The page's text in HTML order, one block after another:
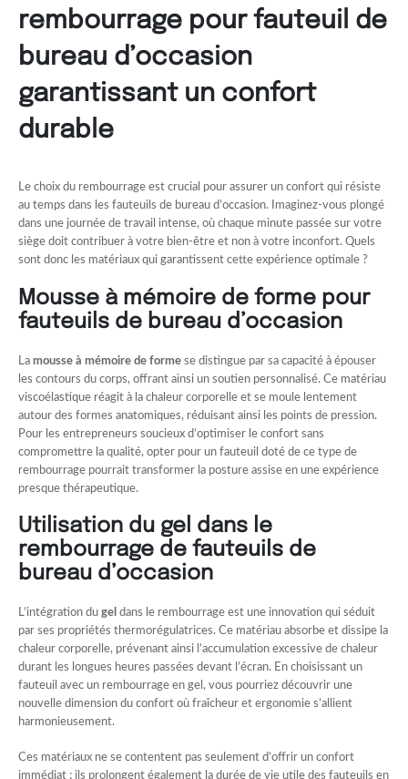
rembourrage pour fauteuil de
bureau d’occasion
garantissant un confort
durable
Le choix du rembourrage est crucial pour assurer un confort qui résiste
au temps dans les fauteuils de bureau d’occasion. Imaginez-vous plongé
dans une journée de travail intense, où chaque minute passée sur votre
siège doit contribuer à votre bien-être et non à votre inconfort. Quels
sont donc les matériaux qui garantissent cette expérience optimale ?
Mousse à mémoire de forme pour
fauteuils de bureau d’occasion
La mousse à mémoire de forme se distingue par sa capacité à épouser
les contours du corps, offrant ainsi un soutien personnalisé. Ce matériau
viscoélastique réagit à la chaleur corporelle et se moule lentement
autour des formes anatomiques, réduisant ainsi les points de pression.
Pour les entrepreneurs soucieux d’optimiser le confort sans
compromettre la qualité, opter pour un fauteuil doté de ce type de
rembourrage pourrait transformer la posture assise en une expérience
presque thérapeutique.
Utilisation du gel dans le
rembourrage de fauteuils de
bureau d’occasion
L’intégration du gel dans le rembourrage est une innovation qui séduit
par ses propriétés thermorégulatrices. Ce matériau absorbe et dissipe la
chaleur corporelle, prévenant ainsi l’accumulation excessive de chaleur
durant les longues heures passées devant l’écran. En choisissant un
fauteuil avec un rembourrage en gel, vous pourriez découvrir une
nouvelle dimension du confort où fraîcheur et ergonomie s’allient
harmonieusement.
Ces matériaux ne se contentent pas seulement d’offrir un confort
immédiat ; ils prolongent également la durée de vie utile des fauteuils en